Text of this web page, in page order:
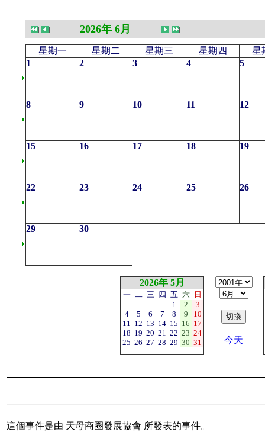
2026年 6月
星期一 星期二 星期三 星期四
星
1
2 3 4 5
8 9 10 11 12
15 16 17 18 19
22 23 24 25 26
29 30
2026年 5月
一 二 三 四 五 六
日
1
2
3
4
5 6 7 8 9
10
11 12 13 14 15 16 17
18 19 20 21 22 23 24
25 26 27 28 29 30 31 今天
這個事件是由 天母商圈發展協會 所發表的事件。